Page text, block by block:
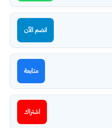
انضم الآن
متابعة
اشتراك